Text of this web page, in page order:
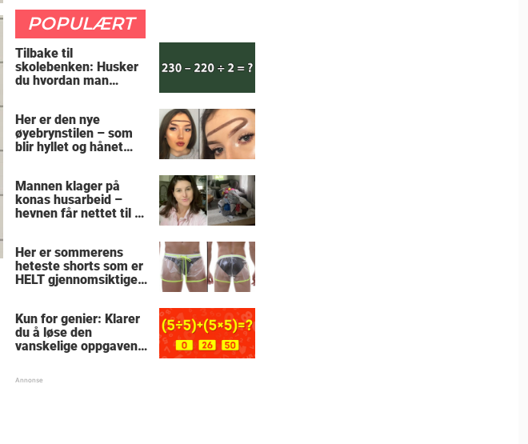
POPULÆRT
Tilbake til
skolebenken: Husker
du hvordan man
Her er den nye
øyebrynstilen – som
blir hyllet og hånet
Mannen klager på
konas husarbeid –
hevnen får nettet til å
Her er sommerens
heteste shorts som er
HELT gjennomsiktige
Kun for genier: Klarer
du å løse den
vanskelige oppgaven